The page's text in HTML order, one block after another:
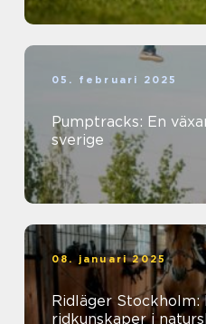
05. februari 2025
Pumptracks: En
sverige
08. januari 2025
Ridläger Stockholm:
ridkunskaper i